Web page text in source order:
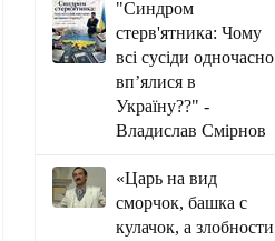
"Синдром
стерв'ятника: Чому
всі сусіди одночасно
вп’ялися в
Україну??" -
Владислав Смірнов
«Царь на вид
сморчок, башка с
кулачок, а злобности